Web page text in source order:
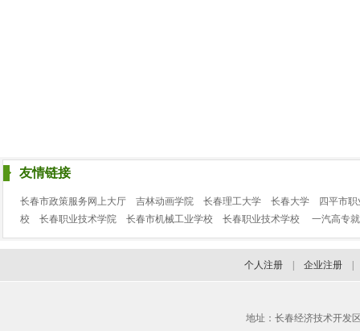
友情链接
长春市政策服务网上大厅 吉林动画学院 长春理工大学 长春大学
四平市
校
长春职业技术学院 长春市机械工业学校 长春职业技术学校 一汽高专
个人注册 企业注册
地址：长春经济技术开发